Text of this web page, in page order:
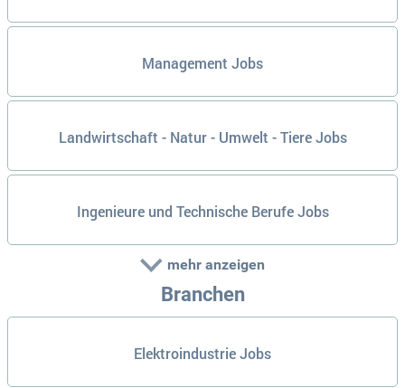
Management Jobs
Landwirtschaft - Natur - Umwelt - Tiere Jobs
Ingenieure und Technische Berufe Jobs
mehr anzeigen
Branchen
Elektroindustrie Jobs